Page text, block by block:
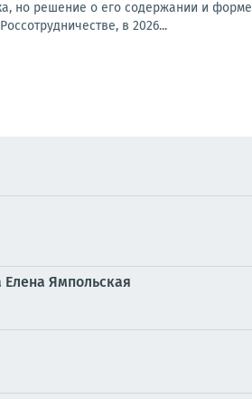
но решение о его содержании и форме
в 2026...
Ямпольская